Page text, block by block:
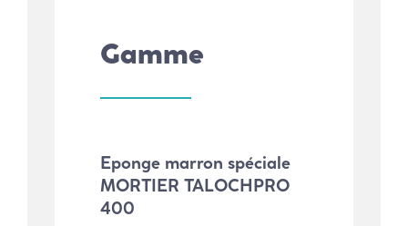
Gamme
Eponge marron spéciale
MORTIER TALOCHPRO
400